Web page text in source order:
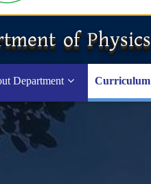
of Physics
Department Curriculum